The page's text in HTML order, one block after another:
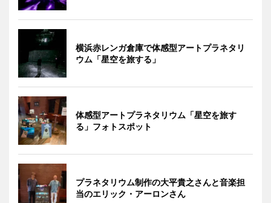
横浜赤レンガ倉庫で体感型アートプラネタリ
ウム「星空を旅する」
体感型アートプラネタリウム「星空を旅す
る」フォトスポット
プラネタリウム制作の大平貴之さんと音楽担
当のエリック・アーロンさん